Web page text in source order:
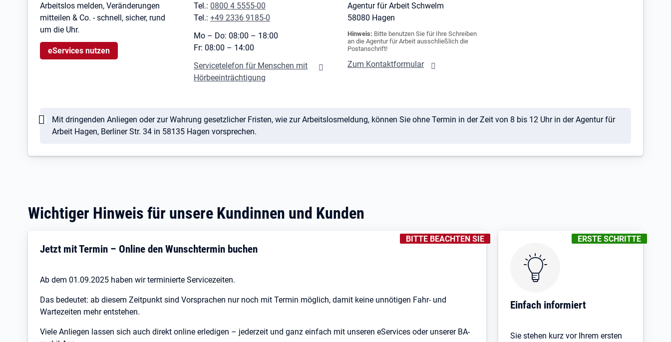
Arbeitslos melden, Veränderungen
mitteilen & Co. - schnell, sicher, rund
um die Uhr.
eServices nutzen
Tel.: 0800 4 5555-00
Tel.: +49 2336 9185-0
Mo – Do: 08:00 – 18:00
Fr: 08:00 – 14:00
Servicetelefon für Menschen mit
Hörbeeinträchtigung
Agentur für Arbeit Schwelm
58080 Hagen
Hinweis: Bitte benutzen Sie für Ihre Schreiben
an die Agentur für Arbeit ausschließlich die
Postanschrift!
Zum Kontaktformular
Mit dringenden Anliegen oder zur Wahrung gesetzlicher Fristen, wie zur Arbeitslosmeldung, können Sie ohne Termin in der Zeit von 8 bis 12 Uhr in der Agentur für
Arbeit Hagen, Berliner Str. 34 in 58135 Hagen vorsprechen.
Wichtiger Hinweis für unsere Kundinnen und Kunden
KENNZEICHNUNGEN:
BITTE BEACHTEN SIE
Jetzt mit Termin – Online den Wunschtermin buchen
Ab dem 01.09.2025 haben wir terminierte Servicezeiten.
Das bedeutet: ab diesem Zeitpunkt sind Vorsprachen nur noch mit Termin möglich, damit keine unnötigen Fahr- und
Wartezeiten mehr entstehen.
Viele Anliegen lassen sich auch direkt online erledigen – jederzeit und ganz einfach mit unseren eServices oder unserer BA-
Einfach informiert
KENNZEICHNUNGEN:
ERSTE SCHRITTE
Sie stehen kurz vor Ihrem ersten